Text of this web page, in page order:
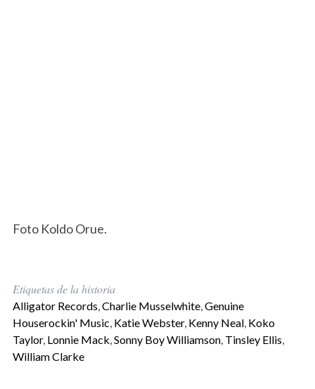
Foto Koldo Orue.
Etiquetas de la historia
Alligator Records,Charlie Musselwhite,Genuine
Houserockin' Music, Katie Webster, Kenny Neal, Koko
Taylor, Lonnie Mack,Sonny Boy Williamson, Tinsley Ellis,
William Clarke